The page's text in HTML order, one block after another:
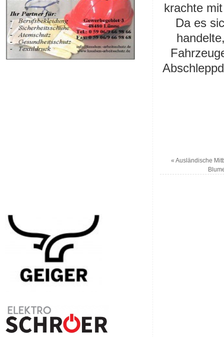
krachte
Da es
« Ausländische